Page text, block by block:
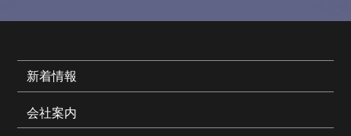
新着情報
会社案内